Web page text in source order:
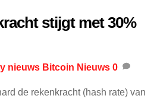
stijgt met 30%
nieuws Bitcoin Nieuws 0
de rekenkracht (hash rate) van